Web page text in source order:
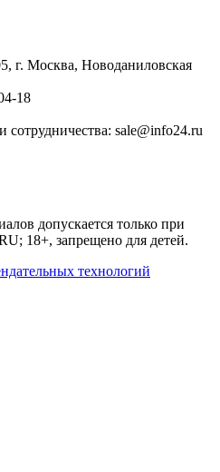
г. Москва, Новоданиловская
18
sale@info24.ru
допускается только при
18+, запрещено для детей.
технологий